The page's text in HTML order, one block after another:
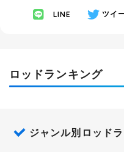
LINE ツイ
ロッドランキング
ジャンル別ロッド